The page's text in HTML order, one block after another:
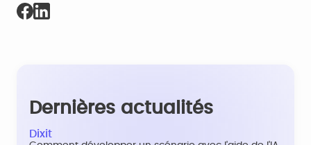
Dernières actualités
Dixit